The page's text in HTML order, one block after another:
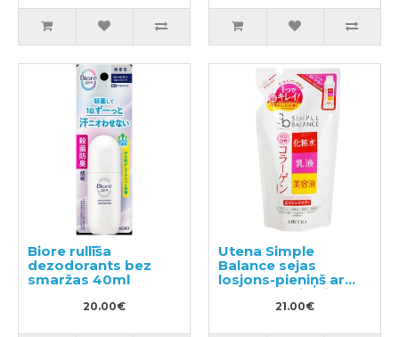
Biore rullīša
dezodorants bez
smaržas 40ml
20.00€
Utena Simple
Balance sejas
losjons-pieniņš ar
kolagēnu pildviela
21.00€